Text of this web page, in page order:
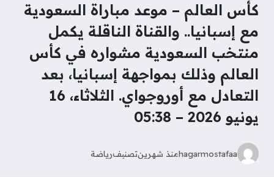
كأس العالم – موعد مباراة السعودية
مع إسبانيا.. والقناة الناقلة يكمل
منتخب السعودية مشواره في كأس
العالم وذلك بمواجهة إسبانيا، بعد
التعادل مع أوروجواي. الثلاثاء، 16
يونيو 2026 – 05:38
hagarmostafaaمنذ شهرينتصنيفرياضة